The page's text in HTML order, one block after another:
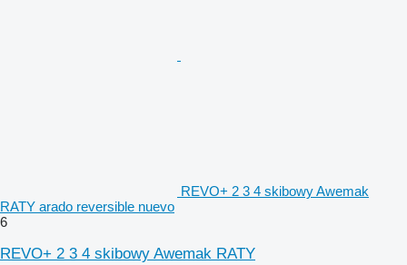
REVO+ 2 3 4 skibowy Awemak
RATY arado reversible nuevo
6
REVO+ 2 3 4 skibowy Awemak RATY